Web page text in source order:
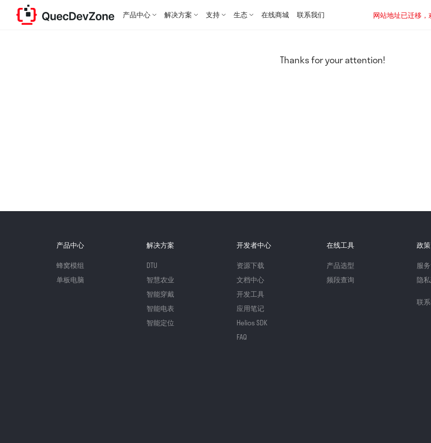
产品中心 解决方案 支持 生态 在线商城 联系我们
网站地址已迁移
Thanks for your attention!
产品中心
蜂窝模组
单板电脑
解决方案
DTU
智慧农业
智能穿戴
智能电表
智能定位
开发者中心
资源下载
文档中心
开发工具
应用笔记
Helios SDK
FAQ
在线工具
产品选型
频段查询
政策
服
隐
联